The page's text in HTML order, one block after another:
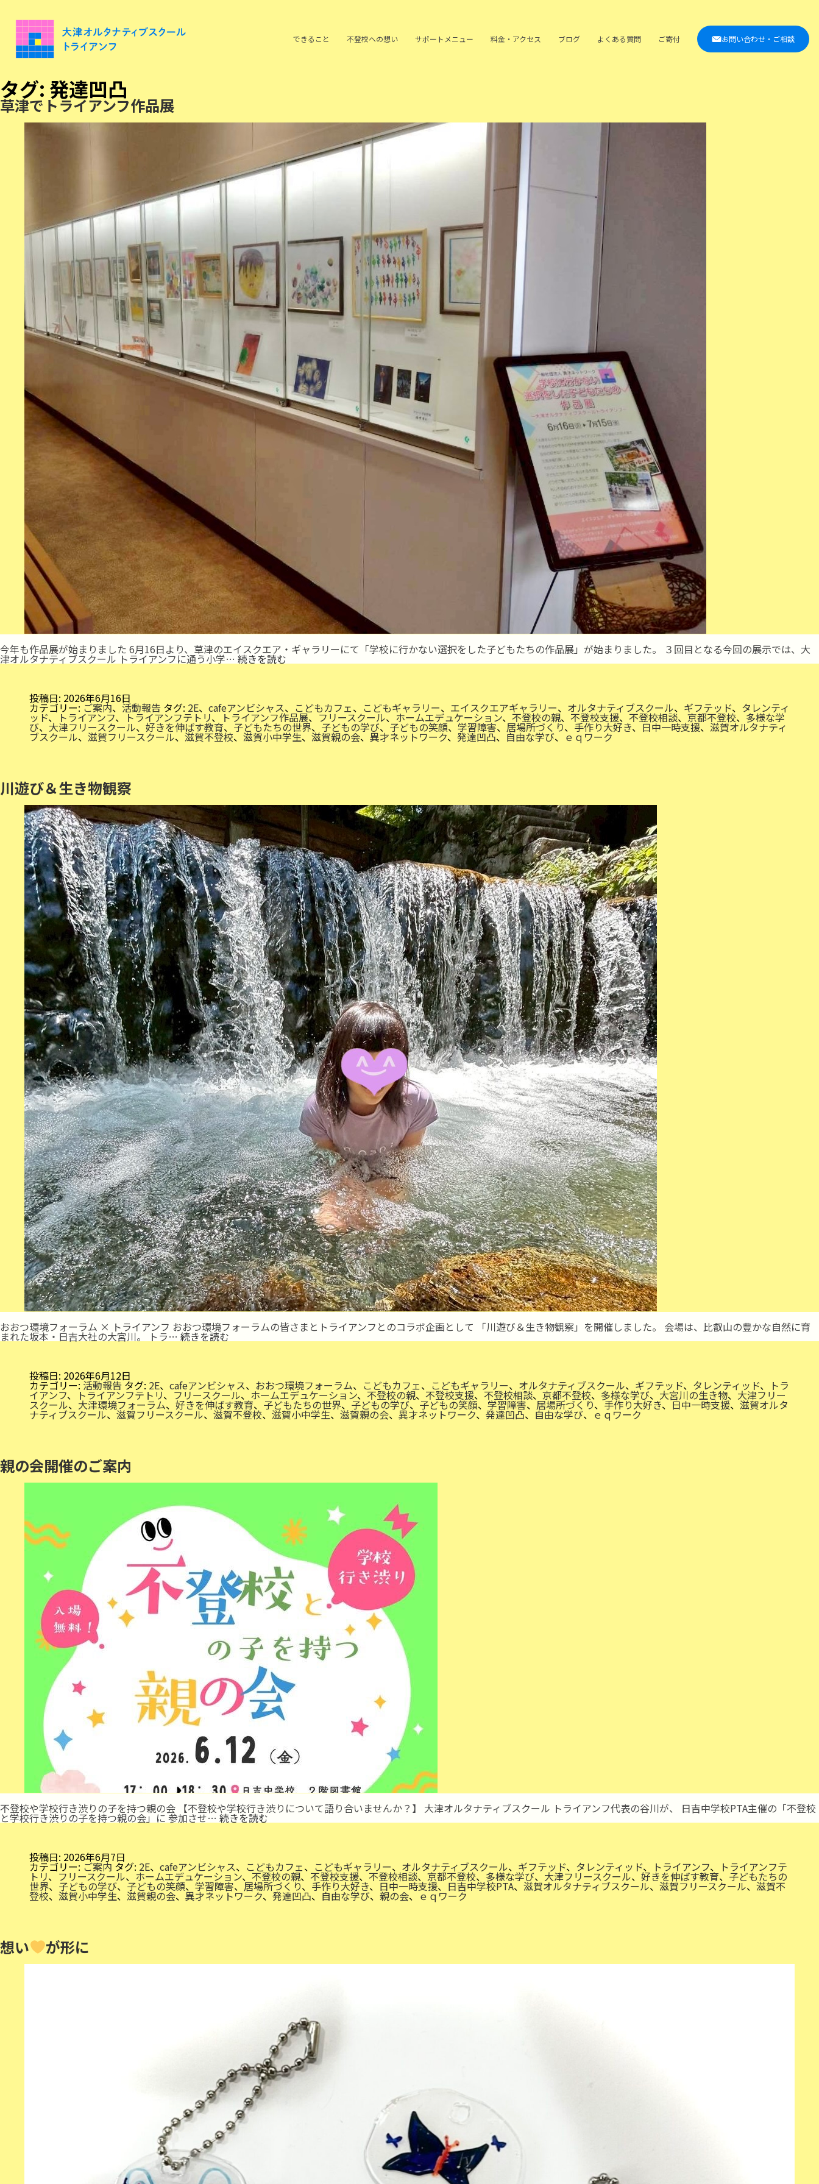
できること 不登校への想い サポート メニュー 料金・アクセス ブログ よくある質問 ご寄付 お問い合わせ・ご相談
タグ: 発達凹凸
草津でトライアンフ作品展
今年も作品展が始まりました 6月16日より、草津のエイスクエア・ギャラリーにて「学校に行かない選択をした子どもたちの作品展」が始まりました。 ３回目となる今回の展示では、大
津オルタナティブスクール トライアンフに通う小学… 続きを読む
津
イ
ア
ン
フ
作
投稿日: 2026年6月16日
カテゴリー: ご案内、 活動報告 タグ: 2E、 cafeアンビシャス、 こどもカフェ、 こどもギャラリー、 エイスクエアギャラリー、 オルタナティブスクール、 ギフテッド、 タレンティ
ッド、 トライアンフ、トライアンフテトリ、 トライアンフ作品展、フリースクール、 ホームエデュケーション、 不登校の親、 不登校支援、不登校相談、 京都不登校、多様な学
び、 大津フリースクール、 好きを伸ばす教育、 子どもたちの世界、 子どもの学び、子どもの笑顔、学習障害、居場所づくり、 手作り大好き、日中一時支援、 滋賀オルタナティ
ブスクール、 滋賀フリースクール、 滋賀不登校、 滋賀小中学生、滋賀親の会、 異才ネットワーク、 発達凹凸、 自由な学び、 ｅｑワーク
川遊び＆生き物観察
おおつ環境フォーラム × トライアンフ おおつ環境フォーラムの皆さまとトライアンフとのコラボ企画として 「川遊び＆生き物観察」を開催しました。 会場は、比叡山の豊かな自然に育
まれた坂本・日吉大社の大宮川。 トラ…続きを読む 川
遊
き
物
観
察
投稿日: 2026年6月12日
カテゴリー: 活動報告 タグ: 2E、 cafeアンビシャス、 おおつ環境フォーラム、 こどもカフェ、 こどもギャラリー、 オルタナティブスクール、 ギフテッド、 タレンティッド、 トラ
イアンフ、 トライアンフテトリ、 フリースクール、ホームエデュケーション、不登校の親、不登校支援、不登校相談、京都不登校、多様な学び、大宮川の生き物、大津フリー
スクール、 大津環境フォーラム、 好きを伸ばす教育、 子どもたちの世界、子どもの学び、子どもの笑顔、 学習障害、居場所づくり、手作り大好き、日中一時支援、滋賀オルタ
ナティブスクール、滋賀フリースクール、滋賀不登校、 滋賀小中学生、滋賀親の会、 異才ネットワーク、 発達凹凸、 自由な学び、 ｅｑワーク
親の会開催のご案内
不登校や学校行き渋りの子を持つ親の会 【不登校や学校行き渋りについて語り合いませんか？】 大津オルタナティブスクール トライアンフ代表の谷川が、 日吉中学校PTA主催の「不登校
と学校行き渋りの子を持つ親の会」に 参加させ… 続きを読む親
の
の
ご
案
内
投稿日: 2026年6月7日
カテゴリー: ご案内 タグ: 2E、 cafeアンビシャス、 こどもカフェ、 こどもギャラリー、 オルタナティブスクール、 ギフテッド、 タレンティッド、 トライアンフ、 トライアンフテ
トリ、フリースクール、 ホームエデュケーション、不登校の親、 不登校支援、不登校相談、 京都不登校、 多様な学び、 大津フリースクール、 好きを伸ばす教育、 子どもたちの
世界、 子どもの学び、 子どもの笑顔、 学習障害、 居場所づくり、 手作り大好き、 日中一時支援、 日吉中学校PTA、 滋賀オルタナティブスクール、滋賀フリースクール、滋賀不
登校、 滋賀小中学生、 滋賀親の会、異才ネットワーク、発達凹凸、 自由な学び、 親の会、ｅｑワーク
想い が形に